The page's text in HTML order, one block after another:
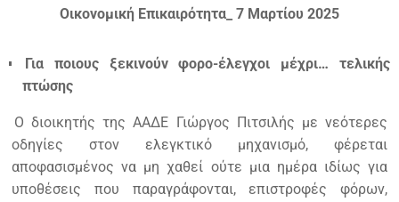
Οικονομική Επικαιρότητα_ 7 Μαρτίου 2025
Για ποιους ξεκινούν φορο-έλεγχοι μέχρι… τελικής
πτώσης
Ο διοικητής της ΑΑΔΕ Γιώργος Πιτσιλής με νεότερες
οδηγίες στον ελεγκτικό μηχανισμό, φέρεται
αποφασισμένος να μη χαθεί ούτε μια ημέρα ιδίως για
υποθέσεις που παραγράφονται, επιστροφές φόρων,